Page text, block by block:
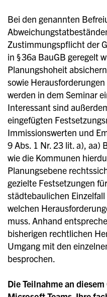
Bei den genannten
Zustimmungspflicht der
in § 36a BauGB geregelt
Planungshoheit
sowie
werden in dem Seminar
Interessant sind
eingefügten
Immissionswerten und
9 Abs. 1 Nr. 23 lit. a), aa)
wie die Kommunen
Planungsebene
gezielte Festsetzungen
städtebaulichen
welchen
muss. Anhand
bisherigen rechtlichen
Umgang mit den
besprochen.
Die Teilnahme an